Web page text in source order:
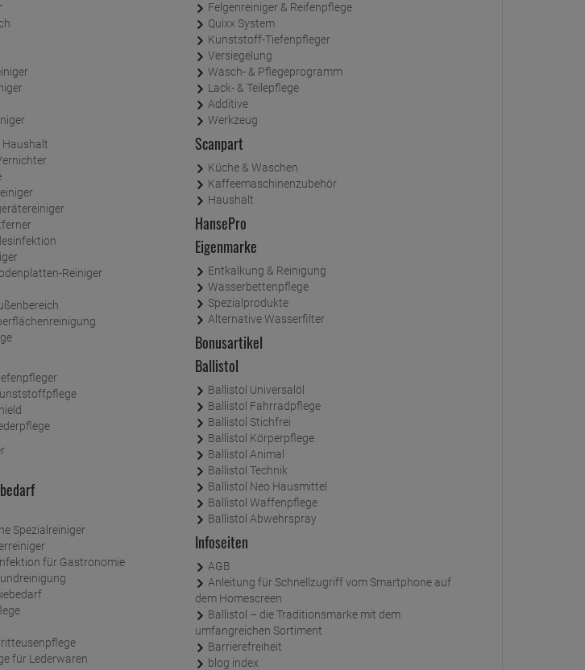
Haushalt
Reiniger
Spezialreiniger
für Gastronomie
für Lederwaren
Felgenreiniger & Reifenpflege
Quixx System
Kunststoff-Tiefenpfleger
Versiegelung
Wasch- & Pflegeprogramm
Lack- & Teilepflege
Additive
Werkzeug
Scanpart
Küche & Waschen
Kaffeemaschinenzubehör
Haushalt
HansePro
Eigenmarke
Entkalkung & Reinigung
Wasserbettenpflege
Spezialprodukte
Alternative Wasserfilter
Bonusartikel
Ballistol
Ballistol Universalöl
Ballistol Fahrradpflege
Ballistol Stichfrei
Ballistol Körperpflege
Ballistol Animal
Ballistol Technik
Ballistol Neo Hausmittel
Ballistol Waffenpflege
Ballistol Abwehrspray
Infoseiten
AGB
dem Homescreen
umfangreichen Sortiment
Barrierefreiheit
blog index